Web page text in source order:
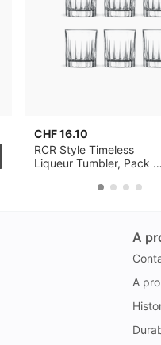
CHF 16.10
RCR Style Timeless
Liqueur Tumbler, Pack de
A
A